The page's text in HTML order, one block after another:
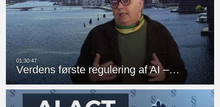
Verdens første regulering af AI –…